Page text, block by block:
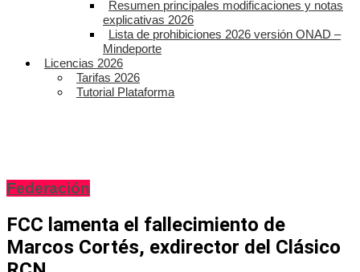
Resumen principales modificaciones y notas
explicativas 2026
Lista de prohibiciones 2026 versión ONAD –
Mindeporte
Licencias 2026
Tarifas 2026
Tutorial Plataforma
Federación
FCC lamenta el fallecimiento de
Marcos Cortés, exdirector del Clásico